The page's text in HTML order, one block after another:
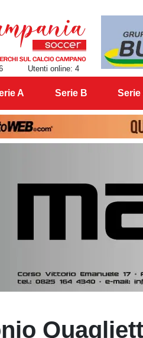
Utenti online: 4
A Serie B Serie